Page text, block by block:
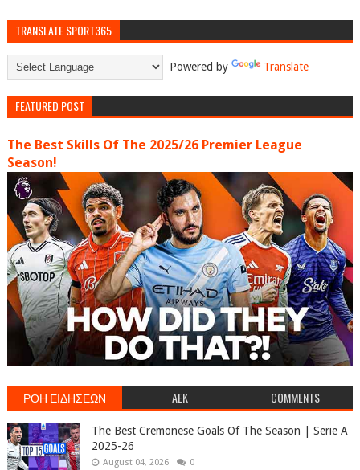
TRANSLATE SPORT365
Powered by Translate
FEATURED POST
The Best Skills Of The 2025/26 Premier League
Season!
ΡΟΗ ΕΙΔΗΣΕΩΝ AEK COMMENTS
The Best Cremonese Goals Of The Season | Serie A
2025-26
August 04, 2026 0